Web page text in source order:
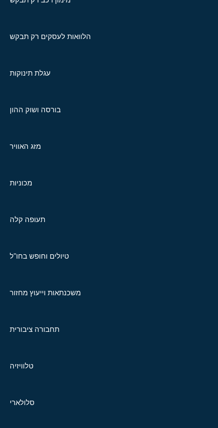
הלוואות לעסקים רק תבקש
עגלת תינוקות
בורסה ושוק ההון
מזג האוויר
מכוניות
תעופה קלה
טיולים וחופש בחו"ל
משכנתאות וייעוץ מחזור
תחבורה ציבורית
טלוויזיה
סלולארי